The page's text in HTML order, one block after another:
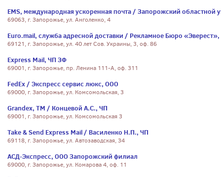
EMS, международная ускоренная почта / Запорожский областной
69063, г. Запорожье, ул. Анголенко, 4
Euro.mail, служба адресной доставки / Рекламное Бюро
69121, г. Запорожье, ул. 40 лет Сов. Украины, 3, оф. 86
Express Mail, ЧП ЗФ
69001, г. Запорожье, пр. Ленина 111-А, оф. 311
FedEx / Экспресс сервис люкс, ООО
69000, г. Запорожье, ул. Комсомольская, 3
Grandex, ТМ / Концевой А.С., ЧП
69001, г. Запорожье, ул. Комсомольская 3
Take & Send Express Mail / Василенко Н.П., ЧП
69118, г. Запорожье, ул. Автозаводская, 34
АСД-Экспресс, ООО Запорожский филиал
69000, г. Запорожье, ул. Комарова 4, оф. 11